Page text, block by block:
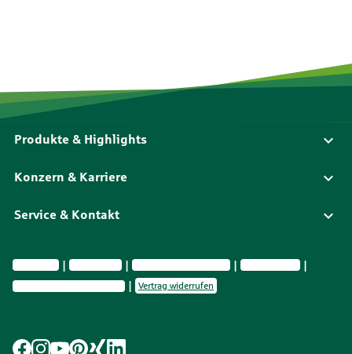
Produkte & Highlights
Konzern & Karriere
Service & Kontakt
Impressum Datenschutz Vermittlerinformationen
Nachhaltig­keit
Privatsphäre-Einstellungen
Vertrag widerrufen